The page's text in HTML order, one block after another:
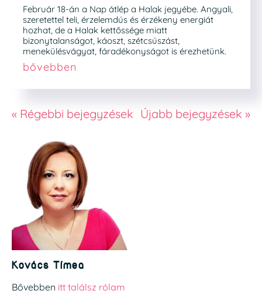
Február 18-án a Nap átlép a Halak jegyébe. Angyali,
szeretettel teli, érzelemdús és érzékeny energiát
hozhat, de a Halak kettőssége miatt
bizonytalanságot, káoszt, szétcsúszást,
menekülésvágyat, fáradékonyságot is érezhetünk.
bővebben
« Régebbi bejegyzések Újabb bejegyzések »
Kovács Tímea
Bővebben itt találsz rólam